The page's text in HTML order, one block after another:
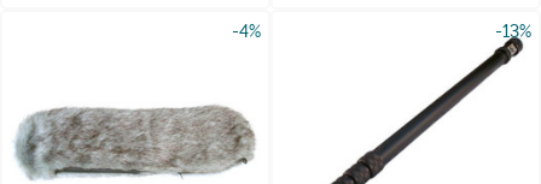
-4% -13%